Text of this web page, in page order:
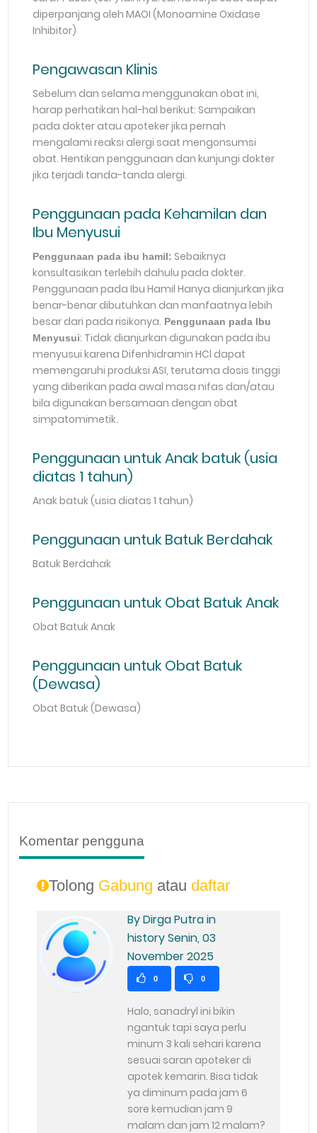
diperpanjang oleh MAOI (Monoamine Oxidase
Inhibitor)
Pengawasan Klinis
Sebelum dan selama menggunakan obat ini,
harap perhatikan hal-hal berikut: Sampaikan
pada dokter atau apoteker jika pernah
mengalami reaksi alergi saat mengonsumsi
obat. Hentikan penggunaan dan kunjungi dokter
jika terjadi tanda-tanda alergi.
Penggunaan pada Kehamilan dan
Ibu Menyusui
Penggunaan pada ibu hamil: Sebaiknya
konsultasikan terlebih dahulu pada dokter.
Penggunaan pada Ibu Hamil Hanya dianjurkan jika
benar-benar dibutuhkan dan manfaatnya lebih
besar dari pada risikonya. Penggunaan pada Ibu
Menyusui: Tidak dianjurkan digunakan pada ibu
menyusui karena Difenhidramin HCl dapat
memengaruhi produksi ASI, terutama dosis tinggi
yang diberikan pada awal masa nifas dan/atau
bila digunakan bersamaan dengan obat
simpatomimetik.
Penggunaan untuk Anak batuk (usia
diatas 1 tahun)
Anak batuk (usia diatas 1 tahun)
Penggunaan untuk Batuk Berdahak
Batuk Berdahak
Penggunaan untuk Obat Batuk Anak
Obat Batuk Anak
Penggunaan untuk Obat Batuk
(Dewasa)
Obat Batuk (Dewasa)
Komentar pengguna
Tolong Gabung atau daftar
By Dirga Putra in
history Senin, 03
November 2025
0 0
Halo, sanadryl ini bikin
ngantuk tapi saya perlu
minum 3 kali sehari karena
sesuai saran apoteker di
apotek kemarin. Bisa tidak
ya diminum pada jam 6
sore kemudian jam 9
malam dan jam 12 malam?